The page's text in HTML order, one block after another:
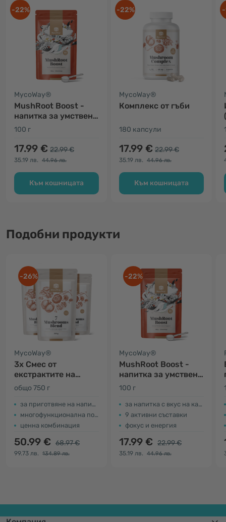
-22%
MycoWay®
MushRoot Boost -
напитка за умствена
ефективност
100 г
17.99 € 22.99 €
35.19 лв. 44.96 лв.
Към кошницата
-22%
MycoWay®
Комплекс от гъби
180 капсули
17.99 € 22.99 €
35.19 лв. 44.96 лв.
Към кошницата
Подобни продукти
-26%
MycoWay®
3x Смес от
екстрактите на
седем гъби на прах
общо 750 г
за приготвяне на напитка или чай
многофункционална подкрепа за организма
ценна комбинация
50.99 € 68.97 €
99.73 лв. 134.89 лв.
-22%
MycoWay®
MushRoot Boost -
напитка за умствена
ефективност
100 г
за напитка с вкус на какао
9 активни съставки
фокус и енергия
17.99 € 22.99 €
35.19 лв. 44.96 лв.